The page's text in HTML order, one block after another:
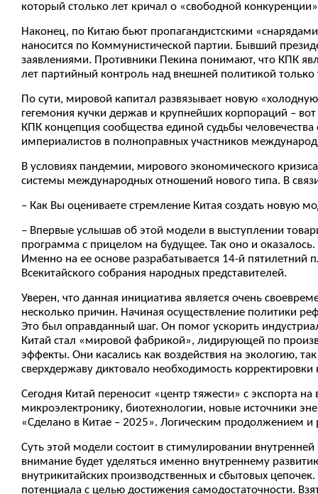
который столько лет кричал о «свободной
Наконец, по Китаю бьют пропагандистскими
наносится по Коммунистической партии. Бывший
заявлениями. Противники Пекина понимают, что КПК
лет партийный контроль над внешней политикой только
По сути, мировой капитал развязывает новую
гегемония кучки держав и крупнейших корпораций –
КПК концепция сообщества единой судьбы
империалистов в полноправных участников
В условиях пандемии, мирового экономического
системы международных отношений нового типа. В
– Как Вы оцениваете стремление Китая создать
– Впервые услышав об этой модели в выступлении
программа с прицелом на будущее. Так оно и
Именно на ее основе разрабатывается 14-й
Всекитайского собрания народных представителей.
Уверен, что данная инициатива является очень
несколько причин. Начиная осуществление политики
Это был оправданный шаг. Он помог ускорить
Китай стал «мировой фабрикой», лидирующей по
эффекты. Они касались как воздействия на экологию,
сверхдержаву диктовало необходимость корректировки
Сегодня Китай переносит «центр тяжести» с экспорта
микроэлектронику, биотехнологии, новые источники
«Сделано в Китае – 2025». Логическим продолжением
Суть этой модели состоит в стимулировании
внимание будет уделяться именно внутреннему
внутрикитайских производственных и сбытовых
потенциала с целью достижения самодостаточности.